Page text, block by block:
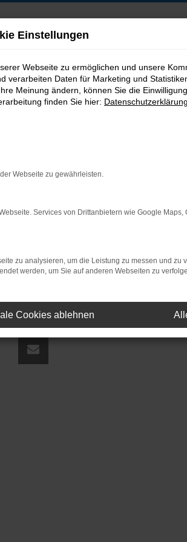
Shop
Trading GmbH
Neustadt/Vogtland
Webdesign by audaris.de
Einstellungen
Webseite zu ermöglichen und unsere
verarbeiten Daten für Marketing und
Meinung ändern, können Sie die
finden Sie hier: Datenschutzerklärung
Webseite zu gewährleisten.
Services von Drittanbietern wie Google Maps,
zu analysieren, um die Leistung zu messen und zu
werden, um Sie auf anderen Webseiten zu
Cookies ablehnen